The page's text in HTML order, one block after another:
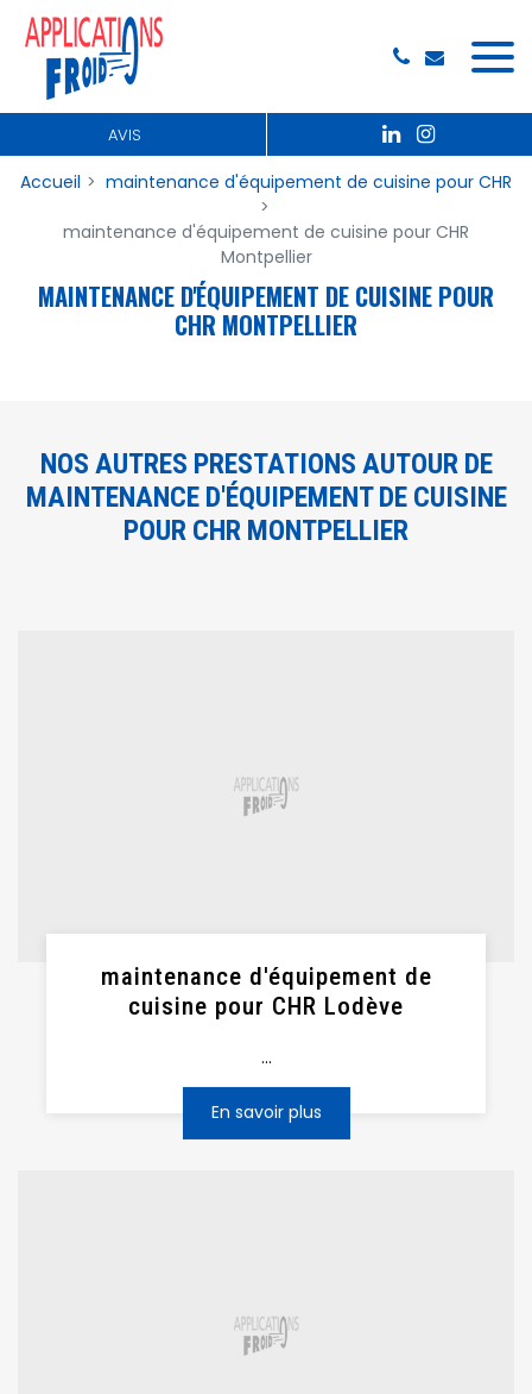
AVIS
Accueil maintenance d'équipement de cuisine pour CHR
maintenance d'équipement de cuisine pour CHR
Montpellier
MAINTENANCE D'ÉQUIPEMENT DE CUISINE POUR
CHR MONTPELLIER
NOS AUTRES PRESTATIONS AUTOUR DE
MAINTENANCE D'ÉQUIPEMENT DE CUISINE
POUR CHR MONTPELLIER
maintenance d'équipement de
cuisine pour CHR Lodève
...
En savoir plus